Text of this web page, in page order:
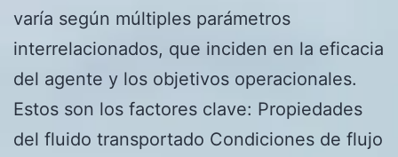
varía según múltiples parámetros
interrelacionados, que inciden en la eficacia
del agente y los objetivos operacionales.
Estos son los factores clave: Propiedades
del fluido transportado Condiciones de flujo